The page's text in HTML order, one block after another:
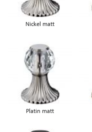
Nickel matt
Platin matt